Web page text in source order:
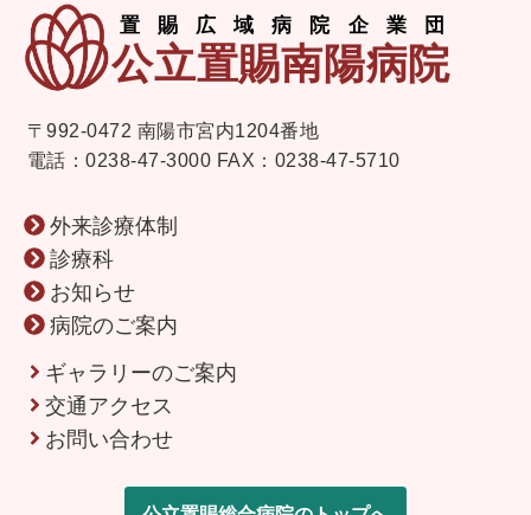
〒992-0472 南陽市宮内1204番地
電話：0238-47-3000 FAX：0238-47-5710
外来診療体制
診療科
お知らせ
病院のご案内
ギャラリーのご案内
交通アクセス
お問い合わせ